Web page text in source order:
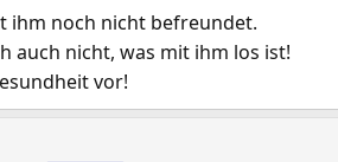
ihm noch nicht befreundet.
auch nicht, was mit ihm los ist!
vor!